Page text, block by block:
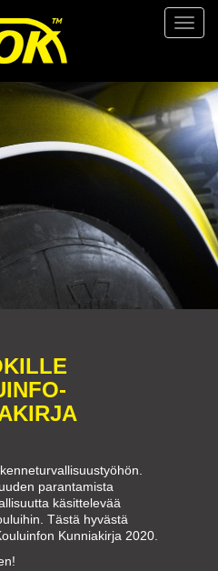
parantamista
käsittelevää
Tästä hyvästä
Kunniakirja 2020.